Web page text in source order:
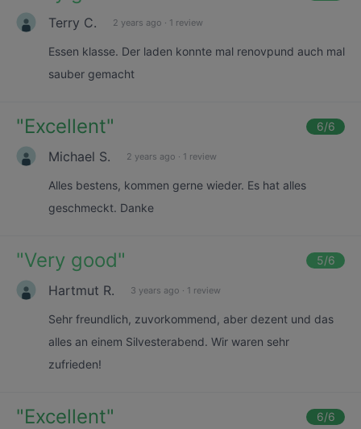
Terry C. 2 years ago · 1 review
Essen klasse. Der laden konnte mal renovpund auch mal
sauber gemacht
"Excellent" 6/6
Michael S. 2 years ago · 1 review
Alles bestens, kommen gerne wieder. Es hat alles
geschmeckt. Danke
"Very good" 5/6
Hartmut R. 3 years ago · 1 review
Sehr freundlich, zuvorkommend, aber dezent und das
alles an einem Silvesterabend. Wir waren sehr
zufrieden!
"Excellent" 6/6